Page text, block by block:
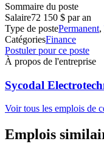
Sommaire du poste
Salaire72 150 $ par an
Type de postePermanent,
CatégoriesFinance
Postuler pour ce poste
À propos de l'entreprise
Sycodal
Voir tous les emplois de
Emplois